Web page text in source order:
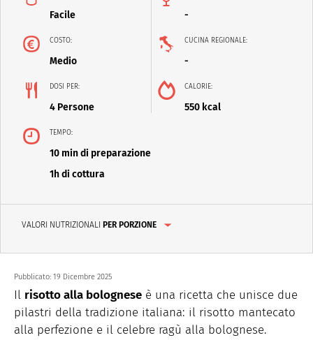
Facile -
COSTO:
Medio
CUCINA REGIONALE:
-
DOSI PER:
4 Persone
CALORIE:
550 kcal
TEMPO:
10 min di preparazione
1h di cottura
VALORI NUTRIZIONALI PER PORZIONE
Pubblicato: 19 Dicembre 2025
Il risotto alla bolognese è una ricetta che unisce due
pilastri della tradizione italiana: il risotto mantecato
alla perfezione e il celebre ragù alla bolognese.